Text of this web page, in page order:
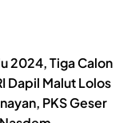
2024, Tiga Calon
Dapil Malut Lolos
PKS Geser